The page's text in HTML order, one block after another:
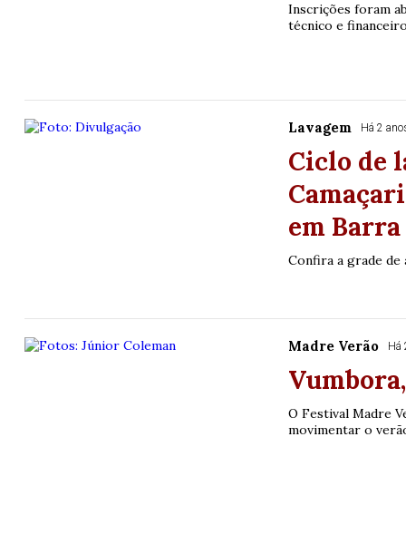
Inscrições foram
técnico e financeiro
Lavagem Há 2
Ciclo de
em
Confira a grade de
Madre Verão Há
O Festival Madre
movimentar o